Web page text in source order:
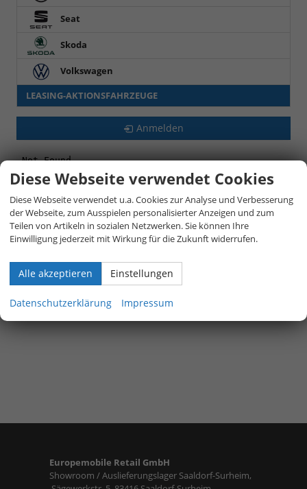
Seat
Skoda
Volkswagen
LEASING-AKTIONSFAHRZEUGE
Anmelden
Europemobile Retail GmbH
Showroom / Auslieferungslager Saaldorf-Surheim,
Diese Webseite verwendet Cookies
Diese Webseite verwendet u.a. Cookies zur Analyse und Verbesserung
der Webseite, zum Ausspielen personalisierter Anzeigen und zum
Teilen von Artikeln in sozialen Netzwerken. Sie können Ihre
Einwilligung jederzeit mit Wirkung für die Zukunft widerrufen.
Alle akzeptieren Einstellungen
Datenschutzerklärung Impressum